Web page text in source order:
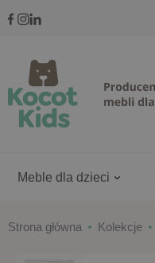
Meble dla dzieci
Strona główna Kolekcje